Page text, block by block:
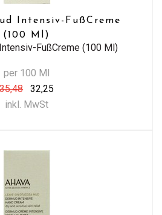
Intensiv-FußCreme
(100 Ml)
FußCreme (100 Ml)
per 100 Ml
35,48
32,25
inkl. MwSt